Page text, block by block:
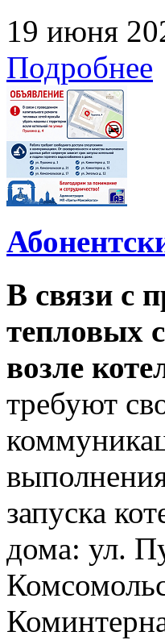
19 июня
Подробнее
В связи с
тепловых
возле
требуют
запуска
дома: ул.